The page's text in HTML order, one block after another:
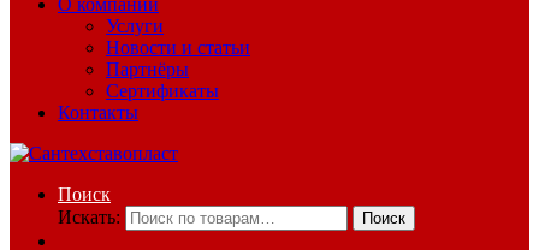
О компании
Услуги
Новости и статьи
Партнёры
Сертификаты
Контакты
Поиск
Искать:
Поиск